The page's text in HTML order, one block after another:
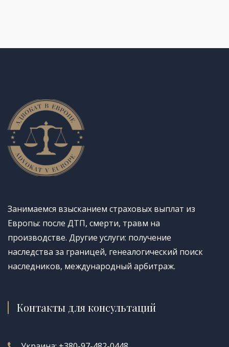
Занимаемся взысканием страховых выплат из
Европы: после ДТП, смерти, травм на
производстве. Другие услуги: получение
наследства за границей, генеалогический поиск
наследников, международный арбитраж.
Контакты для консультаций